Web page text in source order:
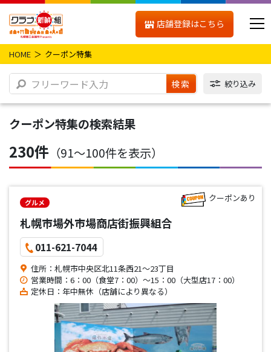
店舗登録はこちら
HOME クーポン特集
検索 絞り込み
クーポン特集の検索結果
230件 （91〜100件を表示）
グルメ
札幌市場外市場商店街振興組合
011-621-7044
住所：札幌市中央区北11条西21～23丁目
営業時間：6：00（食堂7：00）～15：00（大型店17：00）
定休日：年中無休（店舗により異なる）
クーポンあり